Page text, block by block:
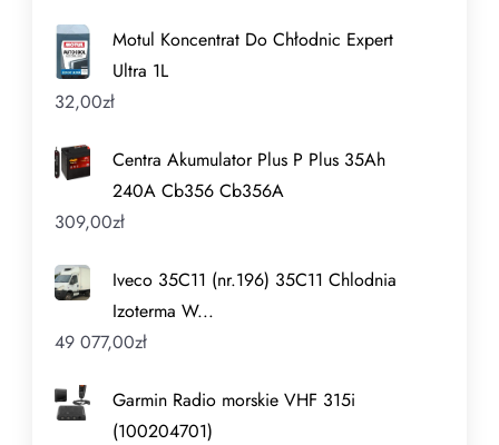
Motul Koncentrat Do Chłodnic Expert
Ultra 1L
32,00zł
Centra Akumulator Plus P Plus 35Ah
240A Cb356 Cb356A
309,00zł
Iveco 35C11 (nr.196) 35C11 Chlodnia
Izoterma W...
49 077,00zł
Garmin Radio morskie VHF 315i
(100204701)